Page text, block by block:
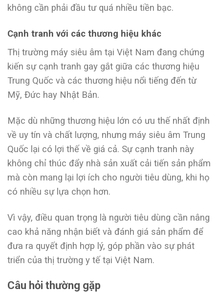
không cần phải đầu tư quá nhiều tiền bạc.
Cạnh tranh với các thương hiệu khác
Thị trường máy siêu âm tại Việt Nam đang chứng
kiến sự cạnh tranh gay gắt giữa các thương hiệu
Trung Quốc và các thương hiệu nổi tiếng đến từ
Mỹ, Đức hay Nhật Bản.
Mặc dù những thương hiệu lớn có ưu thế nhất định
về uy tín và chất lượng, nhưng máy siêu âm Trung
Quốc lại có lợi thế về giá cả. Sự cạnh tranh này
không chỉ thúc đẩy nhà sản xuất cải tiến sản phẩm
mà còn mang lại lợi ích cho người tiêu dùng, khi họ
có nhiều sự lựa chọn hơn.
Vì vậy, điều quan trọng là người tiêu dùng cần nâng
cao khả năng nhận biết và đánh giá sản phẩm để
đưa ra quyết định hợp lý, góp phần vào sự phát
triển của thị trường y tế tại Việt Nam.
Câu hỏi thường gặp